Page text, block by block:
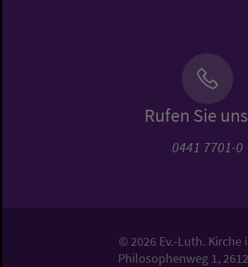
Rufen Sie
0441 7701-0
© 2026 Ev.-Luth. Kirche
Philosophenweg 1,